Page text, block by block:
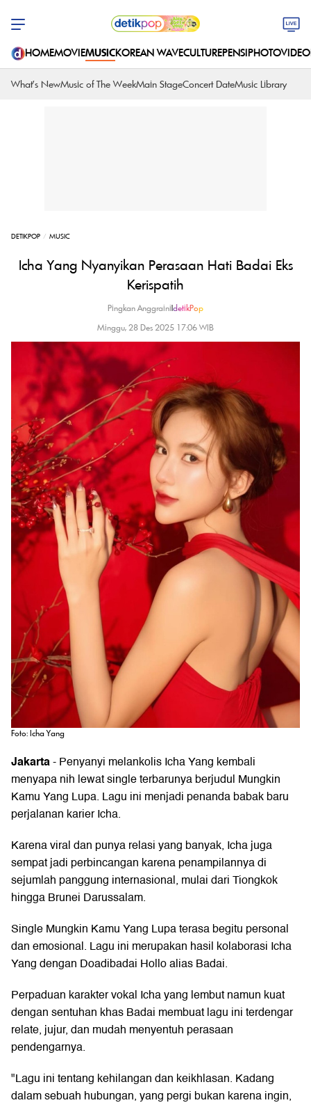
HOMEMOVIEMUSICKOREAN WAVECULTUREPENSIPHOTOVIDEO
What's NewMusic of The WeekMain StageConcert DateMusic Library
DETIKPOP MUSIC
Icha Yang Nyanyikan Perasaan Hati Badai Eks
Kerispatih
Pingkan Anggraini|detikPop
Minggu, 28 Des 2025 17:06 WIB
Foto: Icha Yang
Jakarta- Penyanyi melankolis Icha Yang kembali
menyapa nih lewat single terbarunya berjudul Mungkin
Kamu Yang Lupa. Lagu ini menjadi penanda babak baru
perjalanan karier Icha.
Karena viral dan punya relasi yang banyak, Icha juga
sempat jadi perbincangan karena penampilannya di
sejumlah panggung internasional, mulai dari Tiongkok
hingga Brunei Darussalam.
Single Mungkin Kamu Yang Lupa terasa begitu personal
dan emosional. Lagu ini merupakan hasil kolaborasi Icha
Yang dengan Doadibadai Hollo alias Badai.
Perpaduan karakter vokal Icha yang lembut namun kuat
dengan sentuhan khas Badai membuat lagu ini terdengar
relate, jujur, dan mudah menyentuh perasaan
pendengarnya.
"Lagu ini tentang kehilangan dan keikhlasan. Kadang
dalam sebuah hubungan, yang pergi bukan karena ingin,